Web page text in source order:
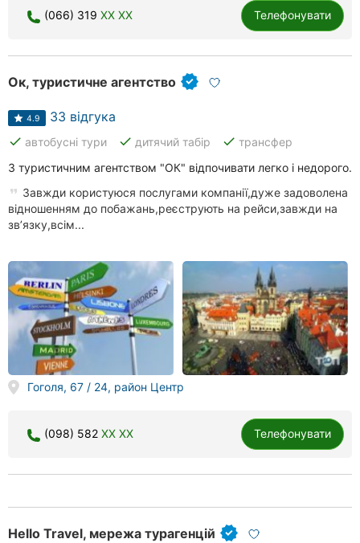
(066) 319 XX XX Телефонувати
Ок, туристичне агентство
4.9 33 відгука
done автобусні тури done дитячий табір done трансфер
З туристичним агентством "ОК" відпочивати легко і недорого.
Завжди користуюся послугами компанії,дуже задоволена
відношенням до побажань,реєструють на рейси,завжди на
звʼязку,всім...
Гоголя, 67 / 24, район Центр
(098) 582 XX XX Телефонувати
Hello Travel, мережа турагенцій